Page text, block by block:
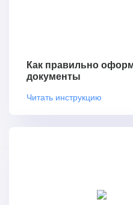
Как правильно
документы
Читать инструкцию